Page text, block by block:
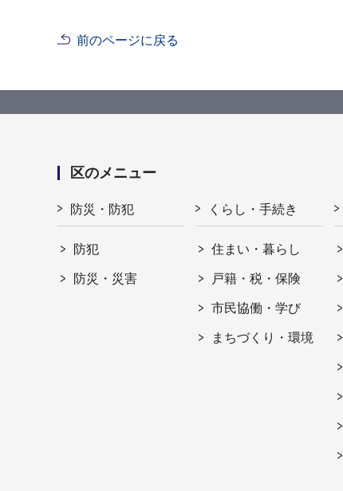
前のページに戻る
区のメニュー
防災・防犯
防犯
防災・災害
くらし・手続き
住まい・暮らし
戸籍・税・保険
市民協働・学び
まちづくり・環境